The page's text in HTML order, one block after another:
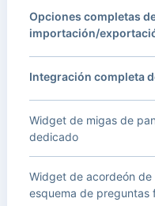
Opciones completas
importación/
Integración completa
Widget de migas de
dedicado
Widget de acordeón de
esquema de preguntas